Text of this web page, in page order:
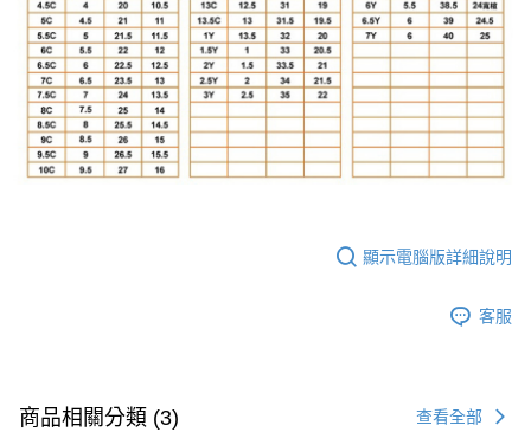
顯示電腦版詳細說明
客服
商品相關分類 (3) 查看全部